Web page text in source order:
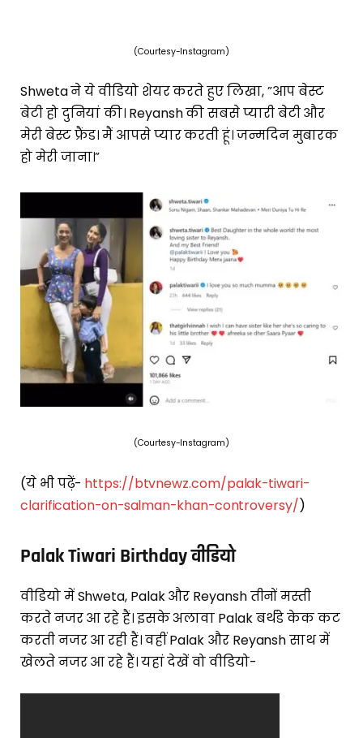
(Courtesy-Instagram)
Shweta ने ये वीडियो शेयर करते हुए लिखा, ”आप बेस्ट
बेटी हो दुनियां की। Reyansh की सबसे प्यारी बेटी और
मेरी बेस्ट फ्रैंड। मैं आपसे प्यार करती हूं। जन्मदिन मुबारक
हो मेरी जाना।”
(Courtesy-Instagram)
(ये भी पढ़ें- https://btvnewz.com/palak-tiwari-
clarification-on-salman-khan-controversy/)
Palak Tiwari Birthday वीडियो
वीडियो में Shweta, Palak और Reyansh तीनों मस्ती
करते नजर आ रहे हैं। इसके अलावा Palak बर्थडे केक कट
करती नजर आ रही हैं। वहीं Palak और Reyansh साथ में
खेलते नजर आ रहे हैं। यहां देखें वो वीडियो-